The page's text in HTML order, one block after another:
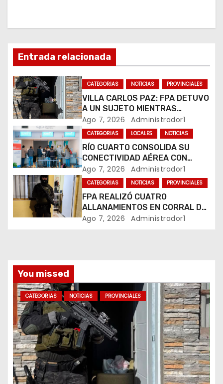
c
i
ó
n
d
e
e
n
t
r
d
a
s
Entrada relacionada
CATEGORIAS NOTICIAS PROVINCIALES
VILLA CARLOS PAZ: FPA DETUVO
A UN SUJETO MIENTRAS
COMERCIALIZABA COCAÍNA Y
MARIHUANA EN UNA PLAZA
Ago 7, 2026 Administrador1
CATEGORIAS LOCALES NOTICIAS
RÍO CUARTO CONSOLIDA SU
CONECTIVIDAD AÉREA CON
CUATRO VUELOS SEMANALES A
BUENOS AIRES
Ago 7, 2026 Administrador1
CATEGORIAS NOTICIAS PROVINCIALES
FPA REALIZÓ CUATRO
ALLANAMIENTOS EN CORRAL DE
BUSTOS-IFFLINGER
Ago 7, 2026 Administrador1
You missed
CATEGORIAS NOTICIAS PROVINCIALES